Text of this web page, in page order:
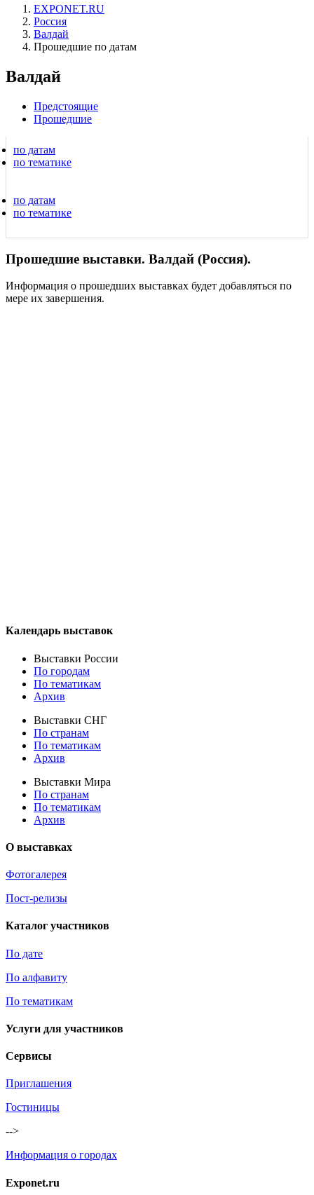
EXPONET.RU
Россия
Валдай
Прошедшие по датам
Валдай
Предстоящие
Прошедшие
по датам
по тематике
по датам
по тематике
Прошедшие выставки. Валдай (Россия).
Информация о прошедших выставках будет добавляться по
мере их завершения.
Календарь выставок
Выставки России
По городам
По тематикам
Архив
Выставки СНГ
По странам
По тематикам
Архив
Выставки Мира
По странам
По тематикам
Архив
О выставках
Фотогалерея
Пост-релизы
Каталог участников
По дате
По алфавиту
По тематикам
Услуги для участников
Сервисы
Приглашения
Гостиницы
-->
Информация о городах
Exponet.ru